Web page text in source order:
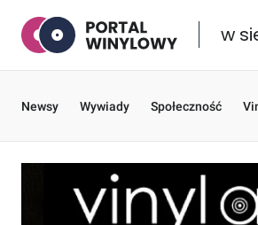
w
Newsy Wywiady Społeczność